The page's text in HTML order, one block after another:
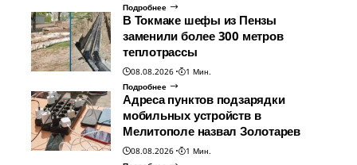
Подробнее
В Токмаке шефы из Пензы
заменили более 300 метров
теплотрассы
08.08.2026
1 Мин.
Подробнее
Адреса пунктов подзарядки
мобильных устройств в
Мелитополе назвал Золотарев
08.08.2026
1 Мин.